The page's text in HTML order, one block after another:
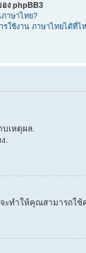
อง phpBB3
าษาไทย?
ใช้งาน ภาษาไทยได้ที่ไ
เหตุผล.
.
ทำให้คุณสามารถใ